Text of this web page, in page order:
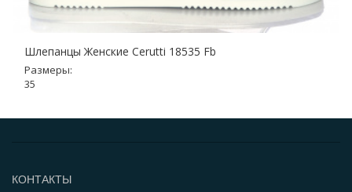
Шлепанцы Женские Cerutti 18535 Fb
Размеры:
35
КОНТАКТЫ